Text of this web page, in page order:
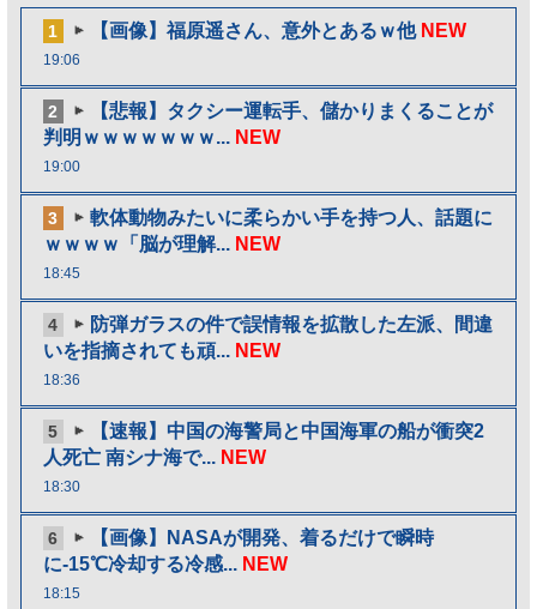
1 【画像】福原遥さん、意外とあるｗ他 NEW
19:06
2
【悲報】タクシー運転手、儲かりまくることが
判明ｗｗｗｗｗｗｗ... NEW
19:00
3
軟体動物みたいに柔らかい手を持つ人、話題に
ｗｗｗｗ「脳が理解... NEW
18:45
4
防弾ガラスの件で誤情報を拡散した左派、間違
いを指摘されても頑... NEW
18:36
5
【速報】中国の海警局と中国海軍の船が衝突2
人死亡 南シナ海で... NEW
18:30
6
【画像】NASAが開発、着るだけで瞬時
に-15℃冷却する冷感... NEW
18:15